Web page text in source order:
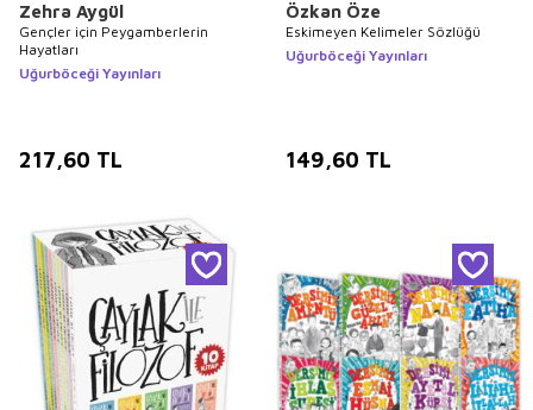
Zehra Aygül
Gençler için Peygamberlerin
Hayatları
Uğurböceği Yayınları
217,60 TL
Özkan Öze
Eskimeyen Kelimeler Sözlüğü
Uğurböceği Yayınları
149,60 TL